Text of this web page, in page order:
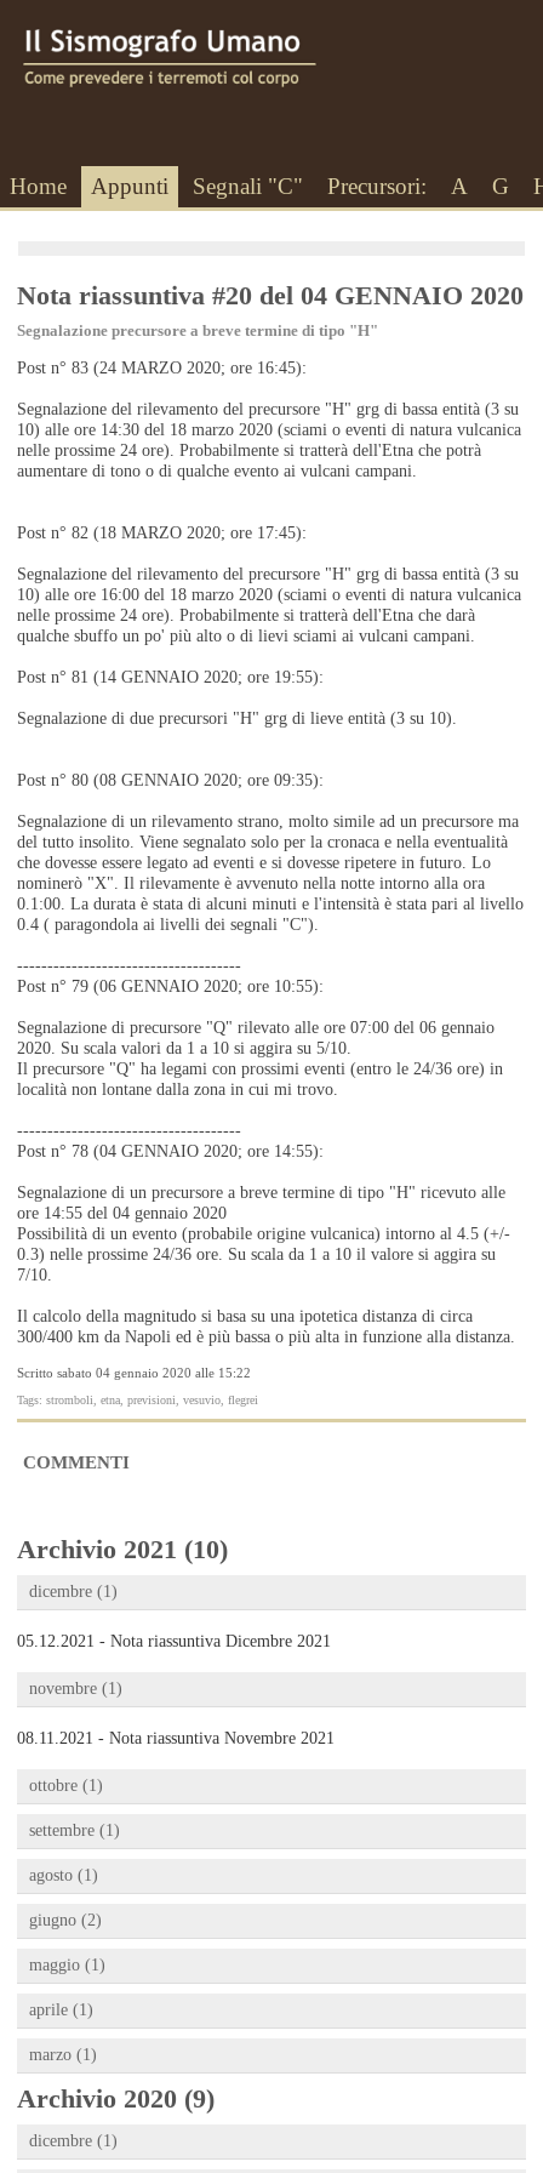
Home Appunti Segnali "C" Precursori: A G
Nota riassuntiva #20 del 04 GENNAIO 2020
Segnalazione precursore a breve termine di tipo "H"
Post n° 83 (24 MARZO 2020; ore 16:45):
Segnalazione del rilevamento del precursore "H" grg di bassa entità (3 su
10) alle ore 14:30 del 18 marzo 2020 (sciami o eventi di natura vulcanica
nelle prossime 24 ore). Probabilmente si tratterà dell'Etna che potrà
aumentare di tono o di qualche evento ai vulcani campani.
Post n° 82 (18 MARZO 2020; ore 17:45):
Segnalazione del rilevamento del precursore "H" grg di bassa entità (3 su
10) alle ore 16:00 del 18 marzo 2020 (sciami o eventi di natura vulcanica
nelle prossime 24 ore). Probabilmente si tratterà dell'Etna che darà
qualche sbuffo un po' più alto o di lievi sciami ai vulcani campani.
Post n° 81 (14 GENNAIO 2020; ore 19:55):
Segnalazione di due precursori "H" grg di lieve entità (3 su 10).
Post n° 80 (08 GENNAIO 2020; ore 09:35):
Segnalazione di un rilevamento strano, molto simile ad un precursore ma
del tutto insolito. Viene segnalato solo per la cronaca e nella eventualità
che dovesse essere legato ad eventi e si dovesse ripetere in futuro. Lo
nominerò "X". Il rilevamente è avvenuto nella notte intorno alla ora
0.1:00. La durata è stata di alcuni minuti e l'intensità è stata pari al livello
0.4 ( paragondola ai livelli dei segnali "C").
-------------------------------------
Post n° 79 (06 GENNAIO 2020; ore 10:55):
Segnalazione di precursore "Q" rilevato alle ore 07:00 del 06 gennaio
2020. Su scala valori da 1 a 10 si aggira su 5/10.
Il precursore "Q" ha legami con prossimi eventi (entro le 24/36 ore) in
località non lontane dalla zona in cui mi trovo.
-------------------------------------
Post n° 78 (04 GENNAIO 2020; ore 14:55):
Segnalazione di un precursore a breve termine di tipo "H" ricevuto alle
ore 14:55 del 04 gennaio 2020
Possibilità di un evento (probabile origine vulcanica) intorno al 4.5 (+/-
0.3) nelle prossime 24/36 ore. Su scala da 1 a 10 il valore si aggira su
7/10.
Il calcolo della magnitudo si basa su una ipotetica distanza di circa
300/400 km da Napoli ed è più bassa o più alta in funzione alla distanza.
Scritto sabato 04 gennaio 2020 alle 15:22
Tags: stromboli, etna, previsioni, vesuvio, flegrei
COMMENTI
Archivio 2021 (10)
dicembre (1)
05.12.2021 - Nota riassuntiva Dicembre 2021
novembre (1)
08.11.2021 - Nota riassuntiva Novembre 2021
ottobre (1)
settembre (1)
agosto (1)
giugno (2)
maggio (1)
aprile (1)
marzo (1)
Archivio 2020 (9)
dicembre (1)